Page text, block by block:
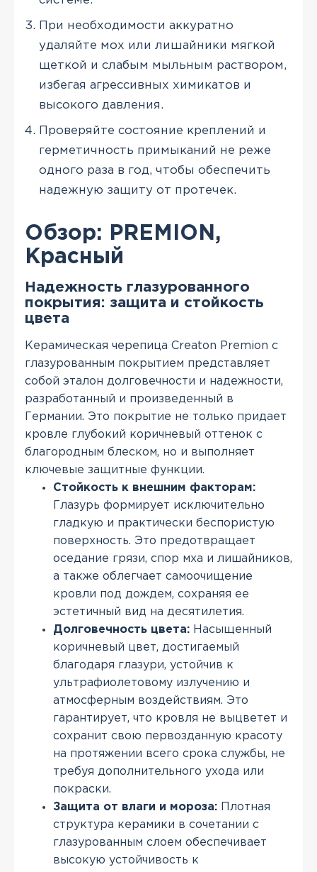
При необходимости аккуратно
удаляйте мох или лишайники мягкой
щеткой и слабым мыльным раствором,
избегая агрессивных химикатов и
высокого давления.
Проверяйте состояние креплений и
герметичность примыканий не реже
одного раза в год, чтобы обеспечить
надежную защиту от протечек.
Обзор: PREMION,
Красный
Надежность глазурованного
покрытия: защита и стойкость
цвета
Керамическая черепица Creaton Premion с
глазурованным покрытием представляет
собой эталон долговечности и надежности,
разработанный и произведенный в
Германии. Это покрытие не только придает
кровле глубокий коричневый оттенок с
благородным блеском, но и выполняет
ключевые защитные функции.
Стойкость к внешним факторам:
Глазурь формирует исключительно
гладкую и практически беспористую
поверхность. Это предотвращает
оседание грязи, спор мха и лишайников,
а также облегчает самоочищение
кровли под дождем, сохраняя ее
эстетичный вид на десятилетия.
Долговечность цвета: Насыщенный
коричневый цвет, достигаемый
благодаря глазури, устойчив к
ультрафиолетовому излучению и
атмосферным воздействиям. Это
гарантирует, что кровля не выцветет и
сохранит свою первозданную красоту
на протяжении всего срока службы, не
требуя дополнительного ухода или
покраски.
Защита от влаги и мороза: Плотная
структура керамики в сочетании с
глазурованным слоем обеспечивает
высокую устойчивость к